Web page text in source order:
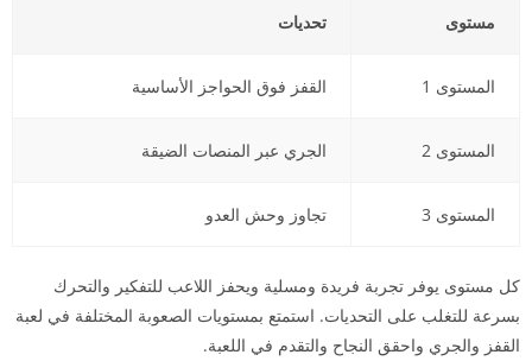
مستوى تحديات
المستوى 1 القفز فوق الحواجز الأساسية
المستوى 2 الجري عبر المنصات الضيقة
المستوى 3 تجاوز وحش العدو
كل مستوى يوفر تجربة فريدة ومسلية ويحفز اللاعب للتفكير والتحرك
بسرعة للتغلب على التحديات. استمتع بمستويات الصعوبة المختلفة في لعبة
القفز والجري واحقق النجاح والتقدم في اللعبة.